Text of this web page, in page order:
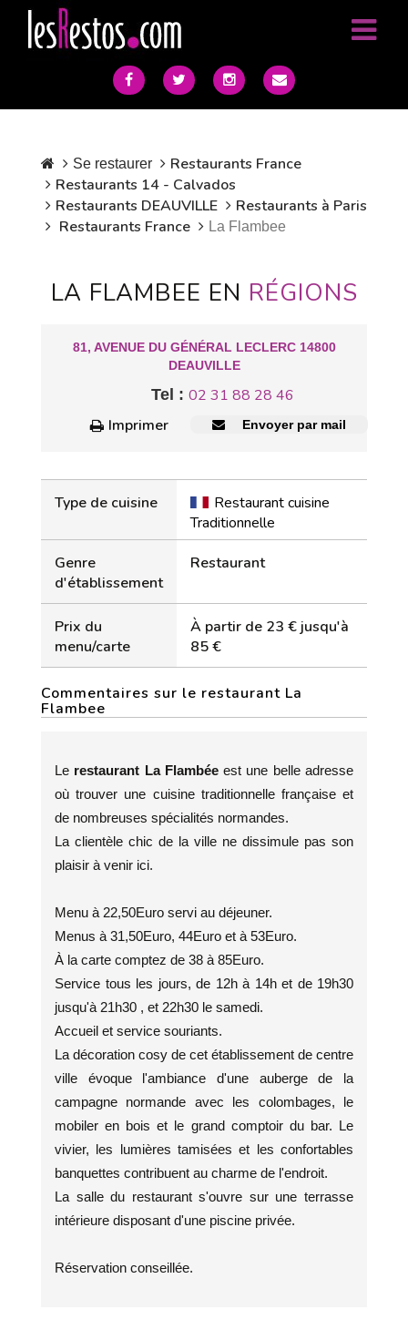
Se restaurer
Restaurants France
Restaurants 14 - Calvados
Restaurants DEAUVILLE
Restaurants à Paris
Restaurants France
La Flambee
LA FLAMBEE EN RÉGIONS
81, AVENUE DU GÉNÉRAL LECLERC 14800
DEAUVILLE
Tel : 02 31 88 28 46
Imprimer
Envoyer par mail
Type de cuisine
Restaurant cuisine
Traditionnelle
Genre
d'établissement
Restaurant
Prix du
menu/carte
À partir de 23 € jusqu'à
85 €
Commentaires sur le restaurant La
Flambee
Le restaurant La Flambéeest une belle adresse
où trouver une cuisine traditionnelle française et
de nombreuses spécialités normandes.
La clientèle chic de la ville ne dissimule pas son
plaisir à venir ici.
Menu à 22,50Euro servi au déjeuner.
Menus à 31,50Euro, 44Euro et à 53Euro.
À la carte comptez de 38 à 85Euro.
Service tous les jours, de 12h à 14h et de 19h30
jusqu'à 21h30 , et 22h30 le samedi.
Accueil et service souriants.
La décoration cosy de cet établissement de centre
ville évoque l'ambiance d'une auberge de la
campagne normande avec les colombages, le
mobiler en bois et le grand comptoir du bar. Le
vivier, les lumières tamisées et les confortables
banquettes contribuent au charme de l'endroit.
La salle du restaurant s'ouvre sur une terrasse
intérieure disposant d'une piscine privée.
Réservation conseillée.